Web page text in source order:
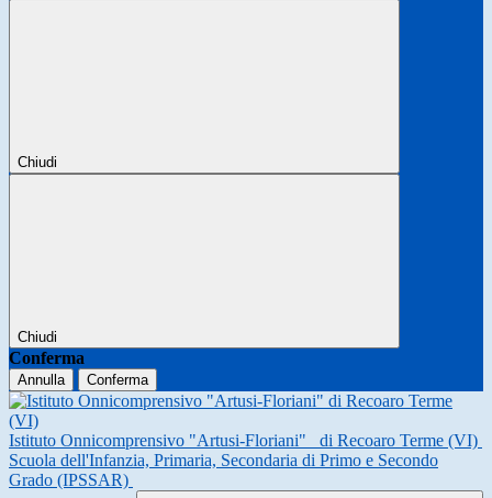
Chiudi
Chiudi
Conferma
Annulla Conferma
Istituto Onnicomprensivo "Artusi-Floriani"
di Recoaro Terme (VI)
Scuola dell'Infanzia, Primaria, Secondaria di Primo e Secondo
Grado (IPSSAR)